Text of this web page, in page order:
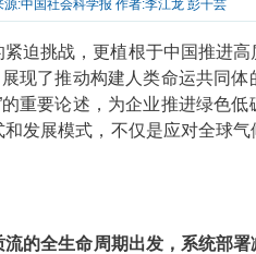
:中国社会科学报 作者:李江龙 彭千芸
迫挑战，更植根于中国推进
现了推动构建人类命运共同
重要论述，为企业推进绿色
发展模式，不仅是应对全球
的全生命周期出发，系统部署